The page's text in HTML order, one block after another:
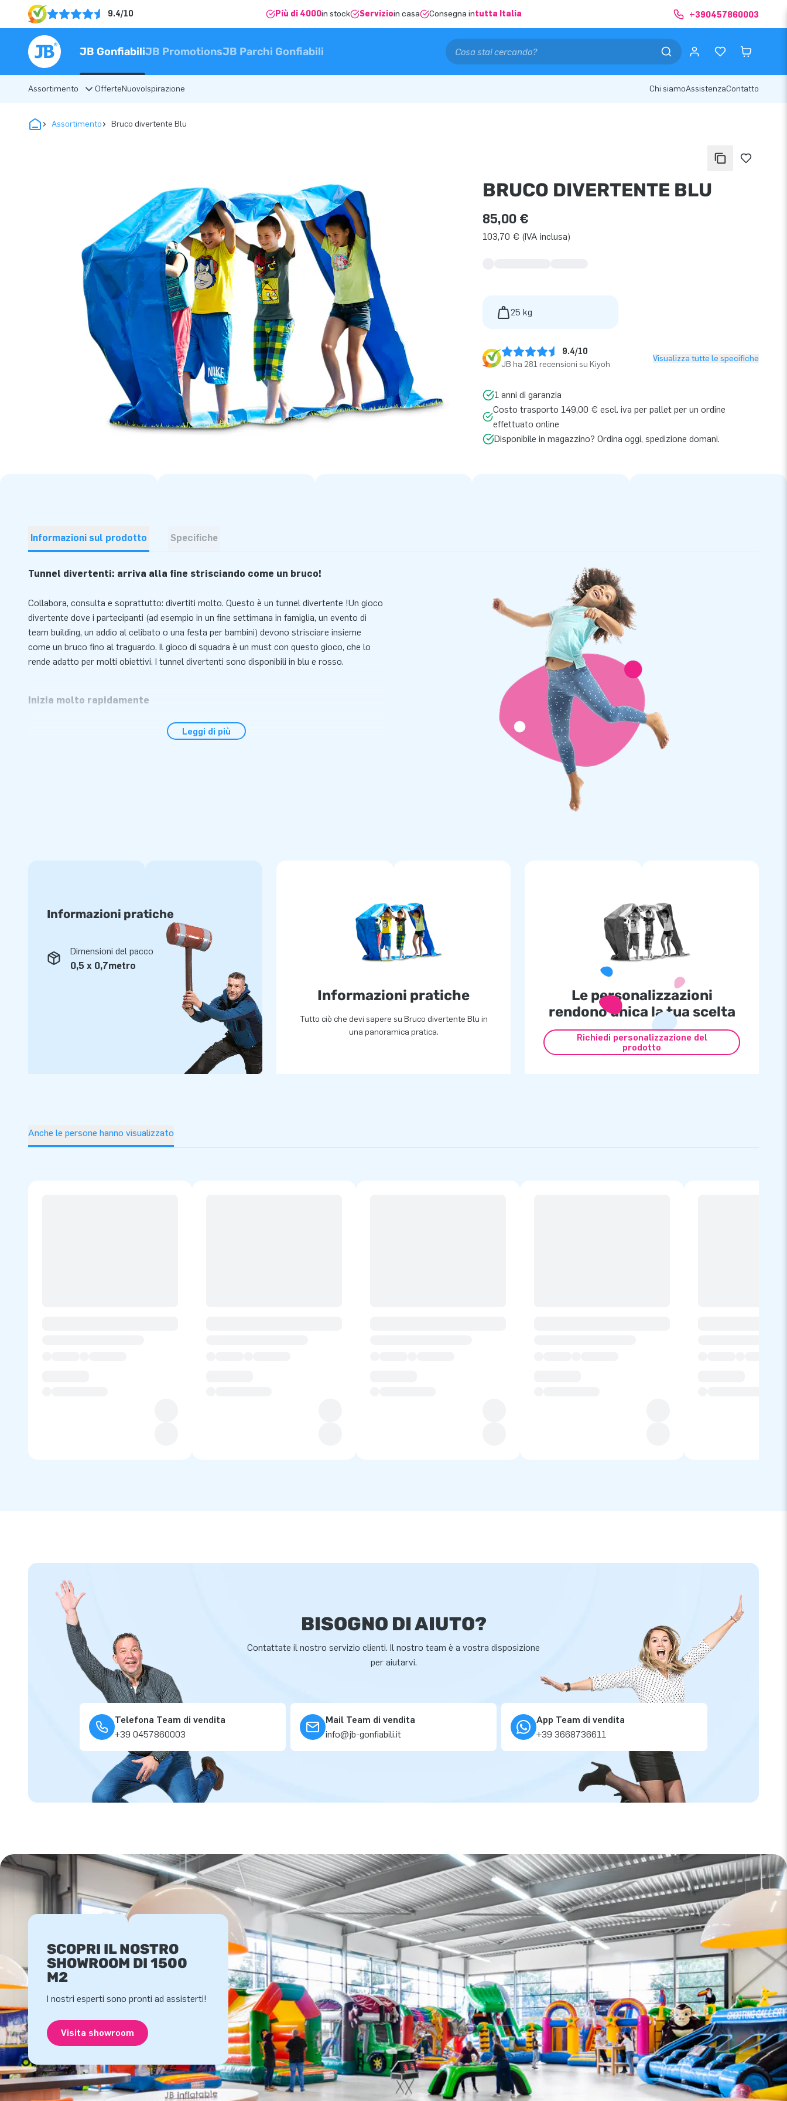
9.4/10 Più di 4000in stock Servizioin casa Consegna intutta Italia +390457860003
JB GonfiabiliJB PromotionsJB Parchi Gonfiabili
Assortimento OfferteNuovoIspirazione Chi siamoAssistenzaContatto
Assortimento Bruco divertente Blu
BRUCO DIVERTENTE BLU
85,00 €
103,70 € (IVA inclusa)
25 kg
9.4/10
JB ha 281 recensioni su Kiyoh
Visualizza tutte le specifiche
1 anni di garanzia
Costo trasporto 149,00 € escl. iva per pallet per un ordine
effettuato online
Disponibile in magazzino? Ordina oggi, spedizione domani.
Informazioni sul prodotto Specifiche
Tunnel divertenti: arriva alla fine strisciando come un bruco!
Collabora, consulta e soprattutto: divertiti molto. Questo è un tunnel divertente !Un gioco
divertente dove i partecipanti (ad esempio in un fine settimana in famiglia, un evento di
team building, un addio al celibato o una festa per bambini) devono strisciare insieme
come un bruco fino al traguardo. Il gioco di squadra è un must con questo gioco, che lo
rende adatto per molti obiettivi. I tunnel divertenti sono disponibili in blu e rosso.
Inizia molto rapidamente
Questo gioco fantastico e facile da installare. Basta pensare a un punto di partenza e ad
sempre la certezza di un servizio e di una consegna di alta qualità. Ecco perché ci
Leggi di più
Informazioni pratiche
Dimensioni del pacco
0,5 x 0,7metro
Informazioni pratiche
Tutto ciò che devi sapere su Bruco divertente Blu in
una panoramica pratica.
Le personalizzazioni
rendono unica la tua scelta
Richiedi personalizzazione del
prodotto
Anche le persone hanno visualizzato
BISOGNO DI AIUTO?
Contattate il nostro servizio clienti. Il nostro team è a vostra disposizione
per aiutarvi.
Telefona Team di vendita
+39 0457860003
Mail Team di vendita
info@jb-gonfiabili.it
App Team di vendita
+39 3668736611
SCOPRI IL NOSTRO
SHOWROOM DI 1500
M2
I nostri esperti sono pronti ad assisterti!
Visita showroom